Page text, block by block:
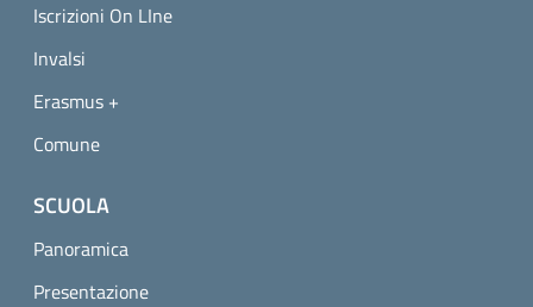
Iscrizioni On LIne
Invalsi
Erasmus +
Comune
SCUOLA
Panoramica
Presentazione